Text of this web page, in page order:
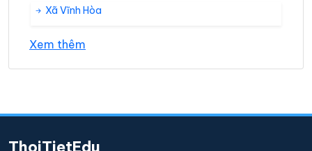
Xã Vĩnh Hòa
Xem thêm
ThoiTietEdu